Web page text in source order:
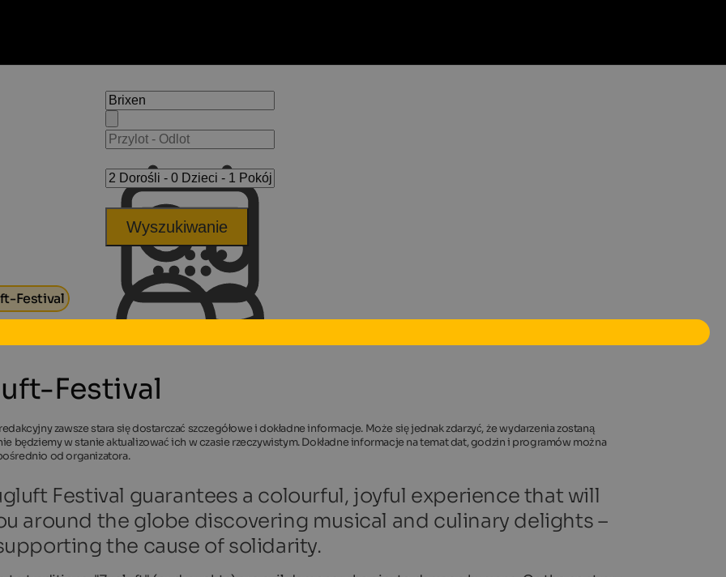
Wyszukiwanie
Festival
Festival
zawsze stara się dostarczać szczegółowe i dokładne informacje. Może się jednak zdarzyć, że wydarzenia zostaną
będziemy w stanie aktualizować ich w czasie rzeczywistym. Dokładne informacje na temat dat, godzin i programów można
od organizatora.
Festival guarantees a colourful, joyful experience that will
around the globe discovering musical and culinary delights –
the cause of solidarity.